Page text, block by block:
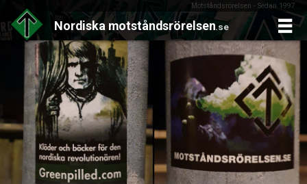
Motståndsrörelsen - Sedan 1997
Nordiska motståndsrörelsen.se
content